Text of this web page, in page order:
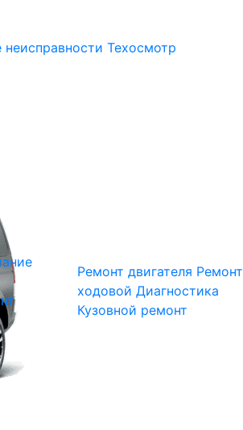
Техосмотр
Ремонт двигателя Ремонт
ходовой Диагностика
Кузовной ремонт